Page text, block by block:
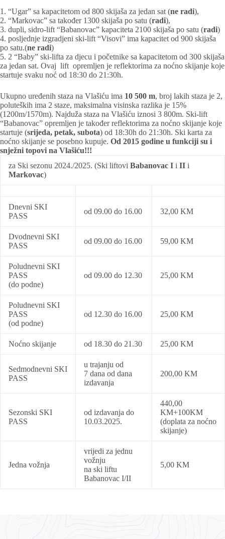
1. “Ugar” sa kapacitetom od 800 skijaša za jedan sat (ne radi),
2. “Markovac” sa također 1300 skijaša po satu (radi),
3. dupli, sidro-lift “Babanovac” kapaciteta 2100 skijaša po satu (radi)
4. posljednje izgradjeni ski-lift “Visovi” ima kapacitet od 900 skijaša
po satu.(ne radi)
5. 2 “Baby” ski-lifta za djecu i početnike sa kapacitetom od 300 skijaša
za jedan sat. Ovaj lift opremljen je reflektorima za noćno skijanje koje
startuje svaku noć od 18:30 do 21:30h.
Ukupno uređenih staza na Vlašiću ima 10 500 m, broj lakih staza je 2,
poluteških ima 2 staze, maksimalna visinska razlika je 15%
(1200m/1570m). Najduža staza na Vlašiću iznosi 3 800m. Ski-lift
“Babanovac” opremljen je također reflektorima za noćno skijanje koje
startuje (srijeda, petak, subota) od 18:30h do 21:30h. Ski karta za
noćno skijanje se posebno kupuje. Od 2015 godine u funkciji su i
snježni topovi na Vlašiću!!!
za Ski sezonu 2024./2025. (Ski liftovi Babanovac I i II i
Markovac)
Dnevni SKI
PASS
od 09.00 do 16.00 32,00 KM
Dvodnevni SKI
PASS
od 09.00 do 16.00 59,00 KM
Poludnevni SKI
PASS
(do podne)
od 09.00 do 12.30 25,00 KM
Poludnevni SKI
PASS
(od podne)
od 12.30 do 16.00 25,00 KM
Noćno skijanje od 18.30 do 21.30 25,00 KM
Sedmodnevni SKI
PASS
u trajanju od
7 dana od dana
izdavanja
200,00 KM
Sezonski SKI
PASS
od izdavanja do
10.03.2025.
440,00
KM+100KM
(doplata za noćno
skijanje)
Jedna vožnja
vrijedi za jednu
vožnju
na ski liftu
Babanovac I/II
5,00 KM